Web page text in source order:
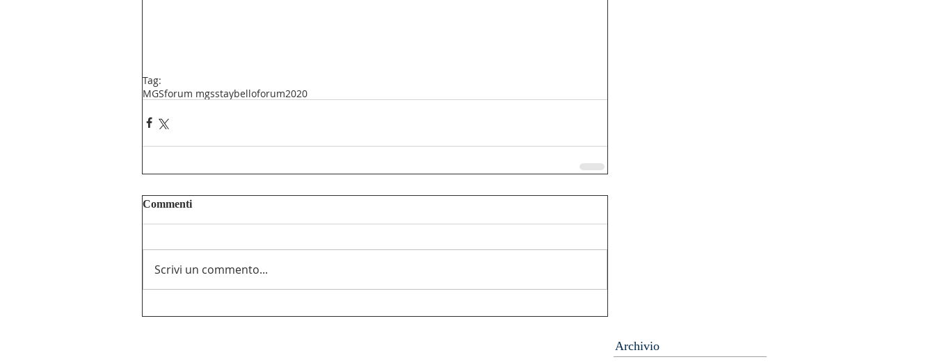
Tag:
MGSforum mgsstaybelloforum2020
Commenti
Scrivi un commento...
Archivio